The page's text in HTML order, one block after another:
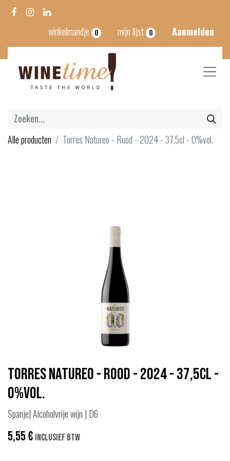
winkelmandje 0 mijn lijst 0 Aanmelden
Alle producten Torres Natureo - Rood - 2024 - 37,5cl - 0%vol.
Torres Natureo - Rood - 2024 - 37,5cl -
0%vol.
Spanje| Alcoholvrije wijn | D6
5,55€ Inclusief btw